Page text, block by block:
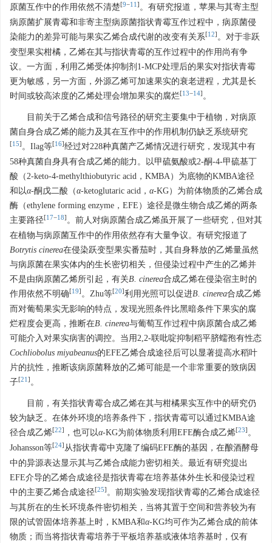
原菌互作中的作用依然不清楚[9−11 ] 。有研究报道，苹果与其寄主型
病原菌扩展青霉和非寄主型病原菌指状青霉互作过程中，病原菌侵
染能力的差异可能与果实乙烯合成代谢的改变有关系[12] 。对于非跃
变型果实柑橘，乙烯在其与指状青霉的互作过程中的作用尚有争
议。一方面，利用乙烯受体抑制剂1-MCP处理后的果实对指状青霉
更为敏感，另一方面，外源乙烯可加速果实的衰老进程，尤其是长
时间或较高浓度的乙烯处理会增加果实的腐烂[13−14] 。
目前关于乙烯合成和信号路径的研究主要集中于植物，对病原
菌自身合成乙烯的能力及其在互作中的作用机制仍缺乏系统研究
[15] 。Ilag等[16]经过对228种真菌产乙烯情况进行研究，发现其中有
58种真菌自身具有合成乙烯的能力。以甲硫氨酸或2-酮-4-甲硫基丁
酸（2-keto-4-methylthiobutyric acid，KMBA）为底物的KMBA途径
和以α-酮戊二酸（α-ketoglutaric acid， α-KG）为前体物质的乙烯合成
酶（ethylene forming enzyme，EFE）途径是微生物合成乙烯的两条
主要路径[17−18] 。前人对病原菌合成乙烯虽开展了一些研究，但对其
在植物与病原菌互作中的作用依然存有大量争议。有研究报道了
Botrytis cinerea在侵染跃变型果实番茄时，其自身释放的乙烯量虽然
与病原菌在果实体内的生长密切相关，但侵染过程中产生的乙烯并
不是由病原菌乙烯所引起，有关B. cinerea合成乙烯在侵染宿主时的
作用依然不明确[19] 。Zhu等[20]利用光照可以促进B. cinerea合成乙烯
而对葡萄果实无影响的特点，发现光照条件比黑暗条件下果实的腐
烂程度会更高，推断在B. cinerea与葡萄互作过程中病原菌合成乙烯
可能介入对果实病害的调控。当用2,2-联吡啶抑制稻平脐蠕孢有性态
Cochliobolus miyabeanus的EFE乙烯合成途径后可以显著提高水稻叶
片的抗性，推断该病原菌释放的乙烯可能是一个非常重要的致病因
子[21 ] 。
目前，有关指状青霉合成乙烯在其与柑橘果实互作中的研究仍
较为缺乏。在体外环境的培养条件下，指状青霉可以通过KMBA途
径合成乙烯[22] ，也可以α-KG为前体物质利用EFE酶合成乙烯[23] 。
Johansson等[24] 从指状青霉中克隆了编码EFE酶的基因，在酿酒酵母
中的异源表达显示其与乙烯合成能力密切相关。最近有研究提出
EFE介导的乙烯合成途径是指状青霉在培养基体外生长和侵染过程
中的主要乙烯合成途径[25] 。前期实验发现指状青霉的乙烯合成途径
与其所在的生长环境条件密切相关，当将其置于空间和营养较为有
限的试管固体培养基上时，KMBA和α-KG均可作为乙烯合成的前体
物质；而当将指状青霉培养于平板培养基或液体培养基时，仅有